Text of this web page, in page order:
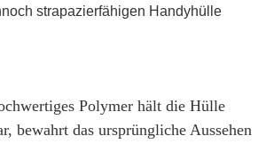
strapazierfähigen Handyhülle
Polymer hält die Hülle
bewahrt das ursprüngliche Aussehen